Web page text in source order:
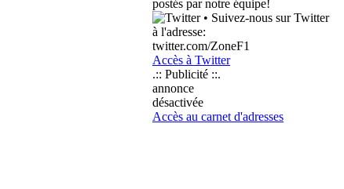
postés par notre équipe!
• Suivez-nous sur Twitter
à l'adresse:
twitter.com/ZoneF1
Accès à Twitter
.:: Publicité ::.
annonce
désactivée
Accès au carnet d'adresses